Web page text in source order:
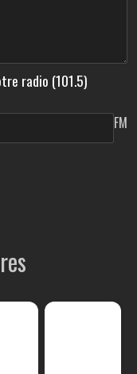
radio (101.5)
FM